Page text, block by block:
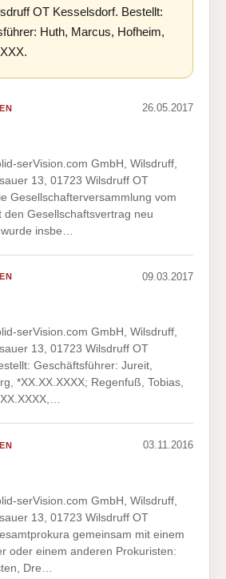
OT Kesselsdorf. Bestellt:
Huth, Marcus, Hofheim,
26.05.2017
serVision.com GmbH, Wilsdruff,
13, 01723 Wilsdruff OT
Gesellschafterversammlung vom
den Gesellschaftsvertrag neu
insbe…
09.03.2017
serVision.com GmbH, Wilsdruff,
13, 01723 Wilsdruff OT
Geschäftsführer: Jureit,
*XX.XX.XXXX; Regenfuß, Tobias,
03.11.2016
serVision.com GmbH, Wilsdruff,
13, 01723 Wilsdruff OT
gemeinsam mit einem
oder einem anderen Prokuristen:
Dre…